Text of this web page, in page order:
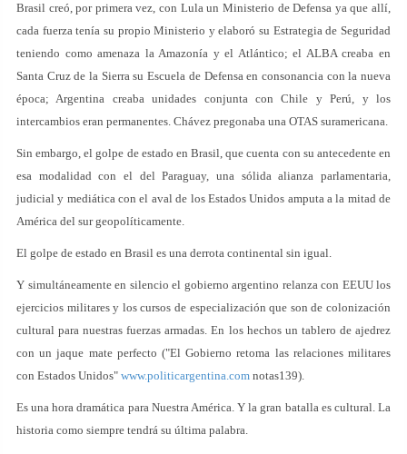
Brasil creó, por primera vez, con Lula un Ministerio de Defensa ya que allí,
cada fuerza tenía su propio Ministerio y elaboró su Estrategia de Seguridad
teniendo como amenaza la Amazonía y el Atlántico; el ALBA creaba en
Santa Cruz de la Sierra su Escuela de Defensa en consonancia con la nueva
época; Argentina creaba unidades conjunta con Chile y Perú, y los
intercambios eran permanentes. Chávez pregonaba una OTAS suramericana.
Sin embargo, el golpe de estado en Brasil, que cuenta con su antecedente en
esa modalidad con el del Paraguay, una sólida alianza parlamentaria,
judicial y mediática con el aval de los Estados Unidos amputa a la mitad de
América del sur geopolíticamente.
El golpe de estado en Brasil es una derrota continental sin igual.
Y simultáneamente en silencio el gobierno argentino relanza con EEUU los
ejercicios militares y los cursos de especialización que son de colonización
cultural para nuestras fuerzas armadas. En los hechos un tablero de ajedrez
con un jaque mate perfecto ("El Gobierno retoma las relaciones militares
con Estados Unidos" www.politicargentina.com notas139).
Es una hora dramática para Nuestra América. Y la gran batalla es cultural. La
historia como siempre tendrá su última palabra.